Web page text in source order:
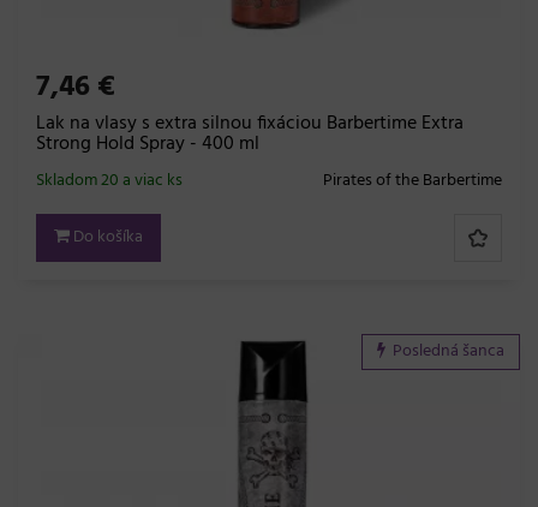
7,46 €
Lak na vlasy s extra silnou fixáciou Barbertime Extra
Strong Hold Spray - 400 ml
Pirates of the Barbertime
Skladom 20 a viac ks
Do košíka
Posledná šanca